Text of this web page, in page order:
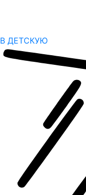
В ДЕТСКУЮ